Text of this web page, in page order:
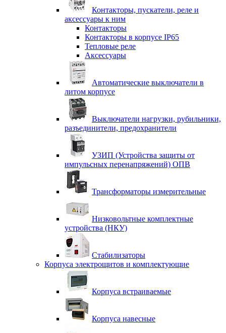
Контакторы, пускатели, реле и
аксессуары к ним
Контакторы
Контакторы в корпусе IP65
Тепловые реле
Аксессуары
Автоматические выключатели в
литом корпусе
Выключатели нагрузки, рубильники,
разъединители, предохранители
УЗИП (Устройства защиты от
импульсных перенапряжений) ОПВ
Трансформаторы измерительные
Низковольтные комплектные
устройства (НКУ)
Стабилизаторы
Корпуса электрощитов и комплектующие
Корпуса встраиваемые
Корпуса навесные